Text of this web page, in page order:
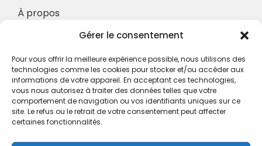
Gérer le consentement
Pour vous offrir la meilleure expérience possible, nous utilisons des
technologies comme les cookies pour stocker et/ou accéder aux
informations de votre appareil. En acceptant ces technologies,
vous nous autorisez à traiter des données telles que votre
comportement de navigation ou vos identifiants uniques sur ce
site. Le refus ou le retrait de votre consentement peut affecter
certaines fonctionnalités.
À propos
À propos
Hotel à proximité
Politique de confidentialité
CGV